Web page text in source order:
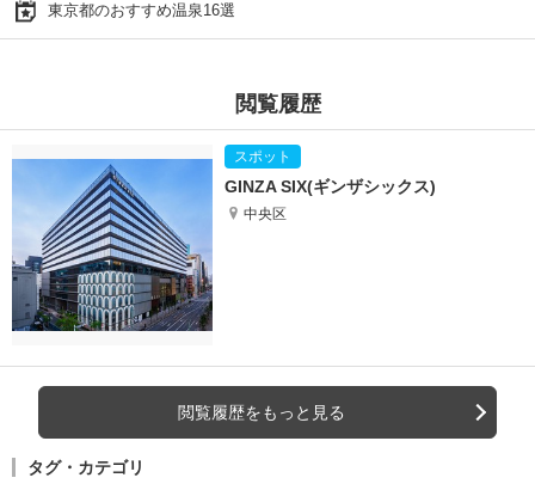
東京都のおすすめ温泉16選
閲覧履歴
GINZA SIX(ギンザシックス)
中央区
閲覧履歴をもっと見る
タグ・カテゴリ